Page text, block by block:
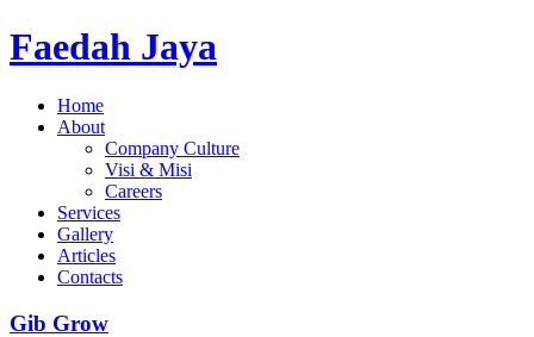
Faedah Jaya
Home
About
Company Culture
Visi & Misi
Careers
Services
Gallery
Articles
Contacts
Gib Grow